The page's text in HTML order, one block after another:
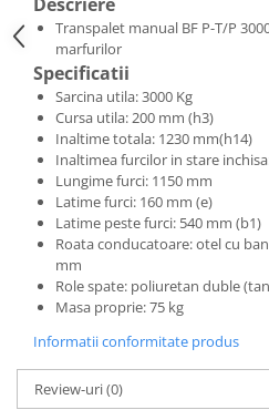
Remorci agricole
Remorci Tehnologice
Sisteme spalat
Transpaleti si stivuitoare
Trolii forestiere
Prelucrarea solului
Accesorii utilaje
Accesorii excavatoare
Colectoare de piatra
Grape
Lame nivelare pamant tractor
Pluguri
Pluguri de zapada
Transpalet manual BF P-T/P
marfurilor
Specificatii
Sarcina utila: 3000 Kg
Cursa utila: 200 mm (h3)
Inaltime totala: 1230 mm(h14)
Inaltimea furcilor in stare
Lungime furci: 1150 mm
Latime furci: 160 mm (e)
Latime peste furci: 540 mm (b1)
Roata conducatoare: otel cu
mm
Role spate: poliuretan duble
Masa proprie: 75 kg
Informatii conformitate produs
Review-uri(0)